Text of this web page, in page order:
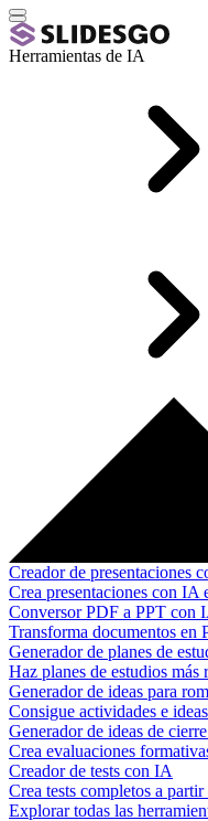
Herramientas de IA
Creador de presentaciones
Crea presentaciones con IA
Conversor PDF a PPT con
Transforma documentos en
Generador de planes de
Haz planes de estudios más
Generador de ideas para
Consigue actividades e
Generador de ideas de
Crea evaluaciones
Creador de tests con IA
Crea tests completos a
Explorar todas las